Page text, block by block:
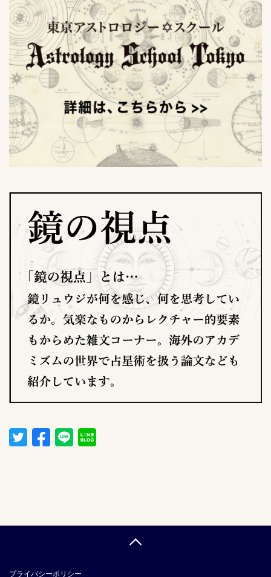
プライバシーポリシー